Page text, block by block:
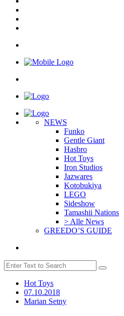
NEWS
Funko
Gentle Giant
Hasbro
Hot Toys
Iron Studios
Jazwares
Kotobukiya
LEGO
Sideshow
Tamashii Nations
> Alle News
GREEDO’S GUIDE
Hot Toys
07.10.2018
Marian Setny